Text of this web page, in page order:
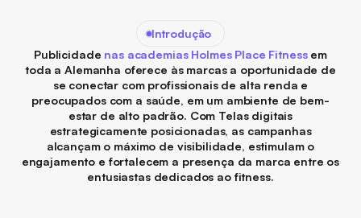
Introdução
Publicidade nas academias Holmes Place Fitnessem
toda a Alemanha oferece às marcas a oportunidade de
se conectar com profissionais de alta renda e
preocupados com a saúde, em um ambiente de bem-
estar de alto padrão. Com Telas digitais
estrategicamente posicionadas, as campanhas
alcançam o máximo de visibilidade, estimulam o
engajamento e fortalecem a presença da marca entre os
entusiastas dedicados ao fitness.